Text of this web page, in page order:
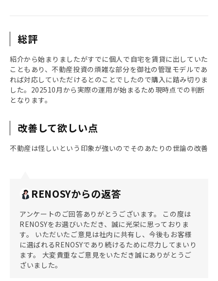
総評
紹介から始まりましたがすでに個人で自宅を賃貸に出していた
こともあり、不動産投資の煩雑な部分を御社の管理モデルであ
れば対応していただけるとのことでしたので購入に踏み切りま
した。202510月から実際の運用が始まるため現時点での判断
となります。
改善して欲しい点
不動産は怪しいという印象が強いのでそのあたりの世論の改善
RENOSYからの返答
アンケートのご回答ありがとうございます。 この度は
RENOSYをお選びいただき、誠に光栄に思っておりま
す。 いただいたご意見は社内に共有し、今後もお客様
に選ばれるRENOSYであり続けるために尽力してまいり
ます。 大変貴重なご意見をいただき誠にありがとうご
ざいました。